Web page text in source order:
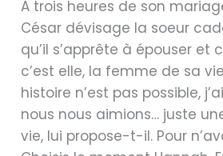
A trois heures de son
César dévisage la soeur
qu’il s’apprête à épouser et
c’est elle, la femme de sa
histoire n’est pas possible,
nous nous aimions… juste
vie, lui propose-t-il. Pour